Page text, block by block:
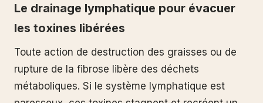
Le drainage lymphatique pour évacuer
les toxines libérées
Toute action de destruction des graisses ou de
rupture de la fibrose libère des déchets
métaboliques. Si le système lymphatique est